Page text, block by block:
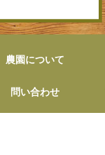
農園について
問い合わせ